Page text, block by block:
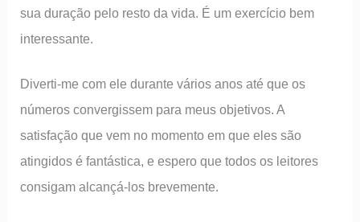
sua duração pelo resto da vida. É um exercício bem
interessante.
Diverti-me com ele durante vários anos até que os
números convergissem para meus objetivos. A
satisfação que vem no momento em que eles são
atingidos é fantástica, e espero que todos os leitores
consigam alcançá-los brevemente.